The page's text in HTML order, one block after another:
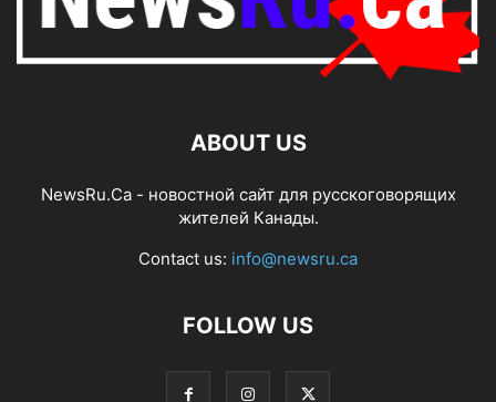
ABOUT US
NewsRu.Ca - новостной сайт для русскоговорящих
жителей Канады.
Contact us: info@newsru.ca
FOLLOW US